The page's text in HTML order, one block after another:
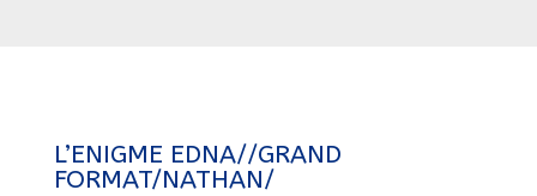
L’ENIGME EDNA//GRAND
FORMAT/NATHAN/